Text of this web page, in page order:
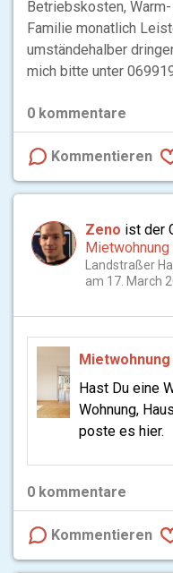
Betriebskosten,
Familie monatlich
umständehalber
mich bitte unter
0 kommentare
Kommentieren
Zeno ist der
Landstraßer
am 17. March
Hast Du eine
Wohnung,
poste es hier.
0 kommentare
Kommentieren